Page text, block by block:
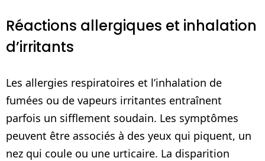
Réactions allergiques et inhalation
d’irritants
Les allergies respiratoires et l’inhalation de
fumées ou de vapeurs irritantes entraînent
parfois un sifflement soudain. Les symptômes
peuvent être associés à des yeux qui piquent, un
nez qui coule ou une urticaire. La disparition